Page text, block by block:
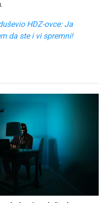
HDZ-ovce: Ja
da ste i vi spremni!